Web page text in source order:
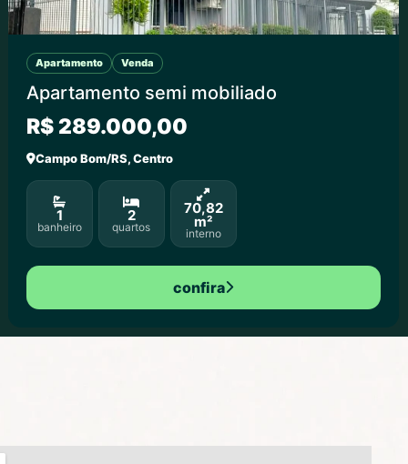
Apartamento Venda
Apartamento semi mobiliado
R$ 289.000,00
Campo Bom/RS, Centro
1
banheiro
2
quartos
70,82
m²
interno
confira